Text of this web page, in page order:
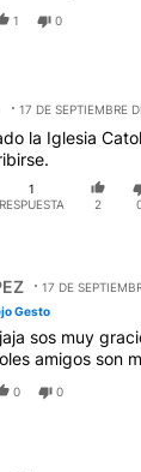
1 0
Gesto.
17 DE SEPTIEMBRE
la Iglesia
1
RESPUESTA
2
17 DE
Gesto
sos muy
amigos son
0 0
Fosatti.